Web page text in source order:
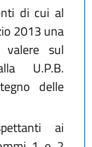
di cui al
2013 una
sul
U.P.B.
delle
ai